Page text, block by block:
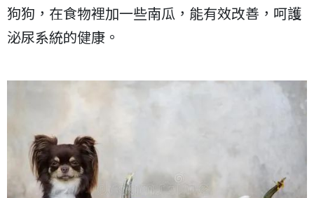
狗狗，在食物裡加一些南瓜，能有效改善，呵護
泌尿系統的健康。